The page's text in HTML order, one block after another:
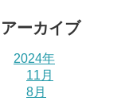
アーカイブ
2024年
11月
8月